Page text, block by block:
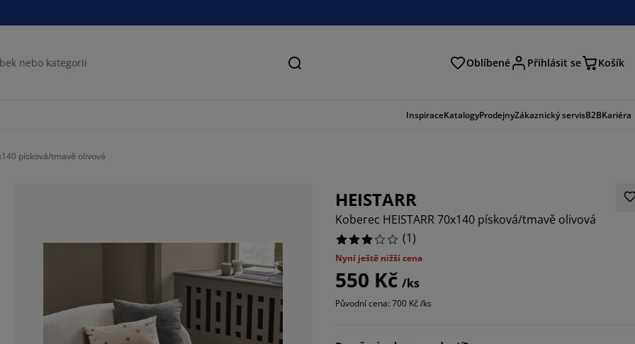
Hledat Oblíbené Přihlásit se Košík
InspiraceKatalogyProdejnyZákaznický servisB2BKariéra
písková/tmavě olivová
HEISTARR
Koberec HEISTARR 70x140 písková/tmavě olivová
(1)
Nyní ještě nižší cena
550 Kč /ks
Původní cena: 700 Kč /ks
100%